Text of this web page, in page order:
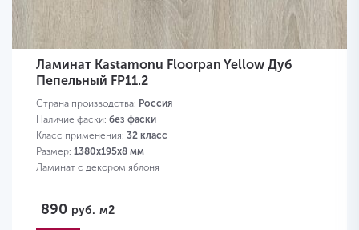
Ламинат Kastamonu Floorpan Yellow Дуб
Пепельный FP11.2
Страна производства: Россия
Наличие фаски: без фаски
Класс применения: 32 класс
Размер: 1380х195х8 мм
Ламинат с декором яблоня
890 руб. м2